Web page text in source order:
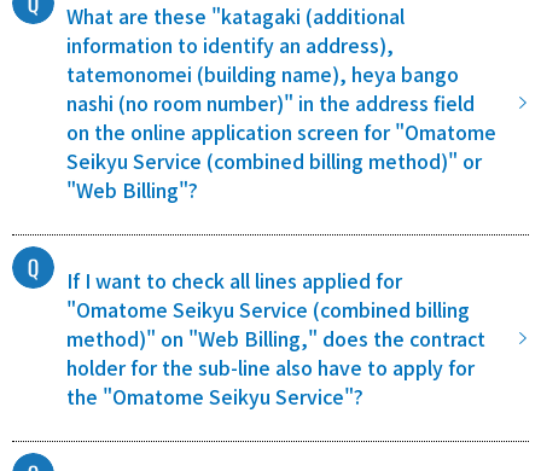
What are these "katagaki (additional
information to identify an address),
tatemonomei (building name), heya bango
nashi (no room number)" in the address field
on the online application screen for "Omatome
Seikyu Service (combined billing method)" or
"Web Billing"?
If I want to check all lines applied for
"Omatome Seikyu Service (combined billing
method)" on "Web Billing," does the contract
holder for the sub-line also have to apply for
the "Omatome Seikyu Service"?